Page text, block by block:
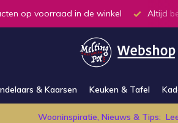
op voorraad in de winkel Altijd
& Kaarsen Keuken & Tafel
Wooninspiratie, Nieuws & Tips: